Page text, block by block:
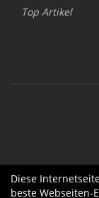
Top Artikel
Diese
beste Webseiten-